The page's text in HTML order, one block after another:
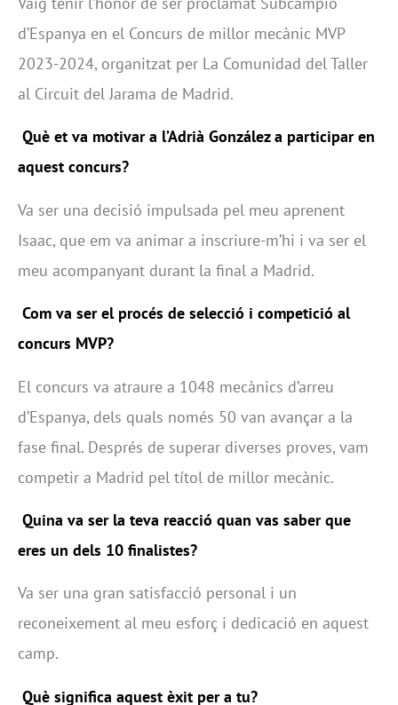
d’Espanya en el Concurs de millor mecànic MVP
2023-2024, organitzat per La Comunidad del Taller
al Circuit del Jarama de Madrid.
Què et va motivar a l’Adrià González a participar en
aquest concurs?
Va ser una decisió impulsada pel meu aprenent
Isaac, que em va animar a inscriure-m’hi i va ser el
meu acompanyant durant la final a Madrid.
Com va ser el procés de selecció i competició al
concurs MVP?
El concurs va atraure a 1048 mecànics d’arreu
d’Espanya, dels quals només 50 van avançar a la
fase final. Després de superar diverses proves, vam
competir a Madrid pel títol de millor mecànic.
Quina va ser la teva reacció quan vas saber que
eres un dels 10 finalistes?
Va ser una gran satisfacció personal i un
reconeixement al meu esforç i dedicació en aquest
camp.
Què significa aquest èxit per a tu?